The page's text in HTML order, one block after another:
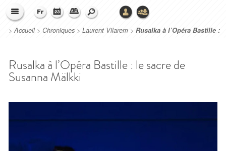
>Accueil> Chroniques > Laurent Vilarem > Rusalka à l’Opéra Bastille :
le sacre de Susanna Mälkki
Rusalka à l’Opéra Bastille : le sacre de
Susanna Mälkki